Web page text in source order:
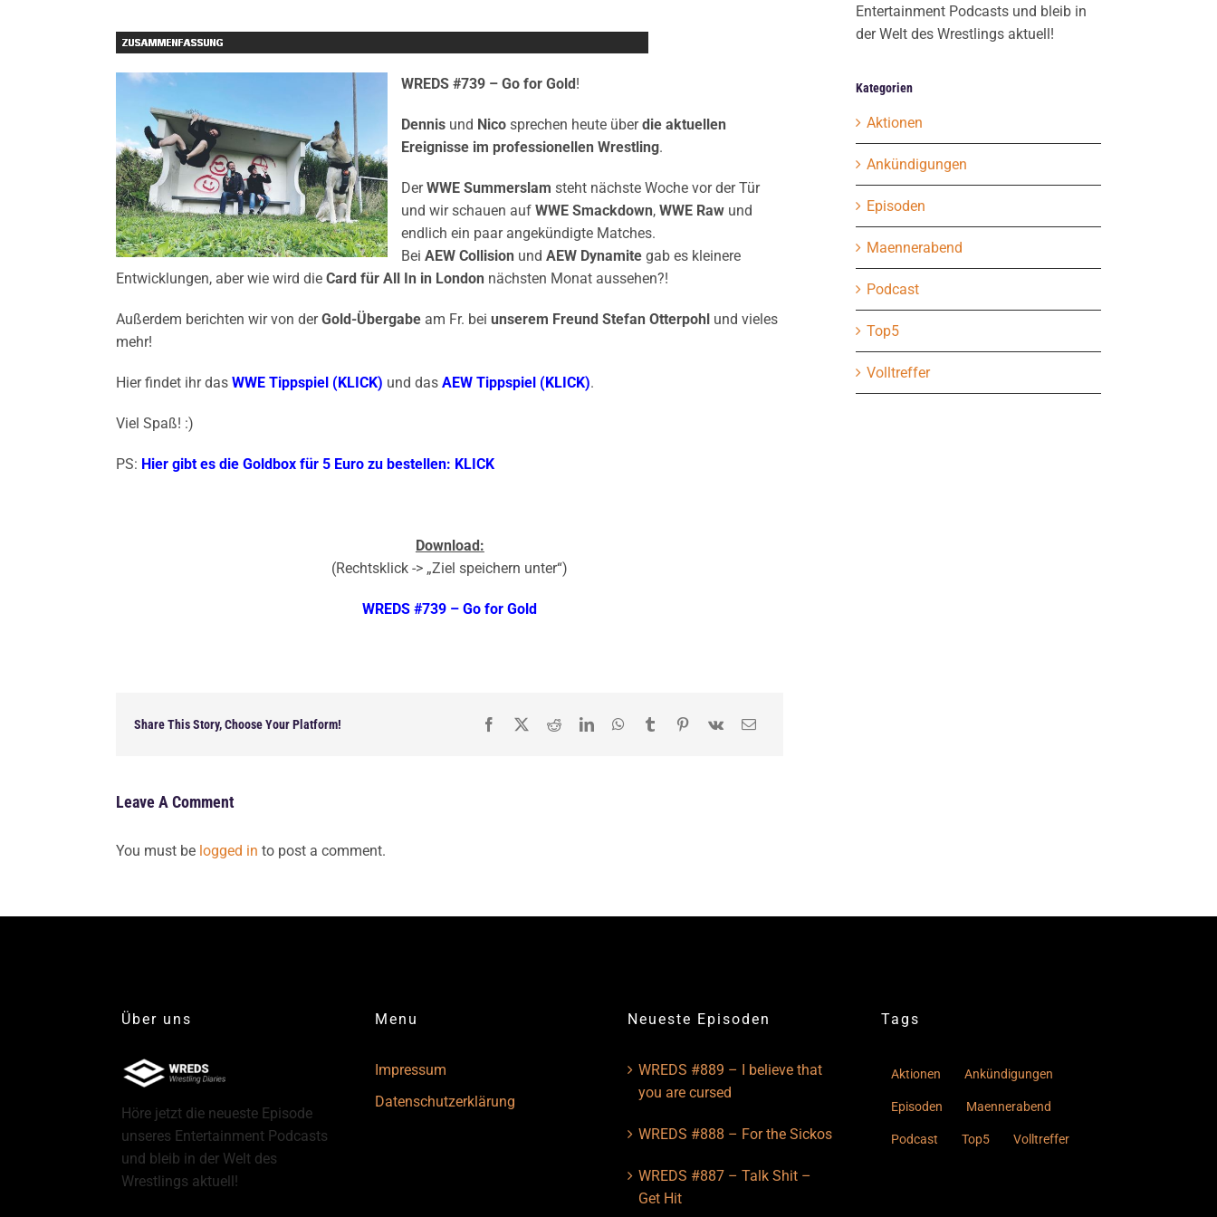
WREDS #739 – Go for Gold!
Dennis und Nicosprechen heute überdie aktuellen
Ereignisse im professionellen Wrestling.
DerWWE Summerslamsteht nächste Woche vor der Tür
und wir schauen aufWWE Smackdown,WWE Raw und
endlich ein paar angekündigte Matches.
BeiAEW Collision undAEW Dynamite gab es kleinere
Entwicklungen, aber wie wird dieCard für All In in London nächsten Monat aussehen?!
Außerdem berichten wir von derGold-Übergabe am Fr. beiunserem Freund Stefan Otterpohl und vieles
mehr!
Hier findet ihr dasWWE Tippspiel (KLICK) und dasAEW Tippspiel (KLICK).
Viel Spaß! :)
PS: Hier gibt es die Goldbox für 5 Euro zu bestellen: KLICK
Download:
(Rechtsklick -> „Ziel speichern unter“)
WREDS #739 – Go for Gold
Share This Story, Choose Your Platform!
Leave A Comment
You must be logged in to post a comment.
Entertainment Podcasts und bleib in
der Welt des Wrestlings aktuell!
Kategorien
Aktionen
Ankündigungen
Episoden
Maennerabend
Podcast
Top5
Volltreffer
Über uns
Höre jetzt die neueste Episode
unseres Entertainment Podcasts
und bleib in der Welt des
Wrestlings aktuell!
Menu
Impressum
Datenschutzerklärung
Neueste Episoden
WREDS #889 – I believe that
you are cursed
WREDS #888 – For the Sickos
WREDS #887 – Talk Shit –
Get Hit
Tags
Aktionen Ankündigungen
Episoden Maennerabend
Podcast Top5 Volltreffer